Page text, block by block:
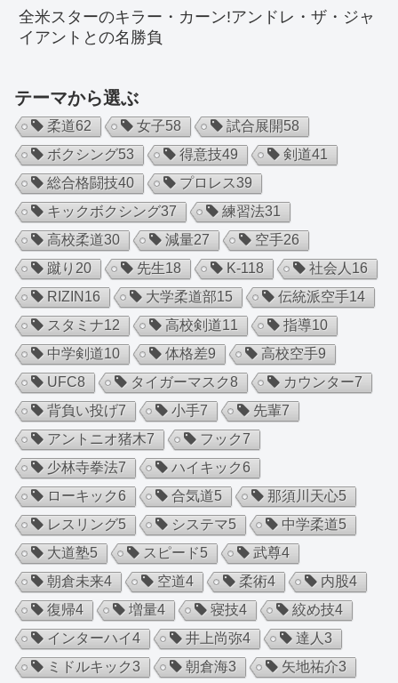
全米スターのキラー・カーン!アンドレ・ザ・ジャ
イアントとの名勝負
テーマから選ぶ
柔道62 女子58 試合展開58
ボクシング53 得意技49 剣道41
総合格闘技40 プロレス39
キックボクシング37 練習法31
高校柔道30 減量27 空手26
蹴り 20 先生18 K-118 社会人 16
RIZIN 16 大学柔道部15 伝統派空手14
スタミナ12 高校剣道11 指導10
中学剣道10 体格差9 高校空手9
UFC8 タイガーマスク8 カウンター7
背負い投げ7 小手7 先輩7
アントニオ猪木7 フック7
少林寺拳法7 ハイキック6
ローキック6 合気道5 那須川天心5
レスリング5 システマ5 中学柔道5
大道塾5 スピード5 武尊4
朝倉未来4 空道4 柔術4 内股4
復帰4 増量4 寝技4 絞め技4
インターハイ4 井上尚弥4 達人 3
ミドルキック3 朝倉海3 矢地祐介3